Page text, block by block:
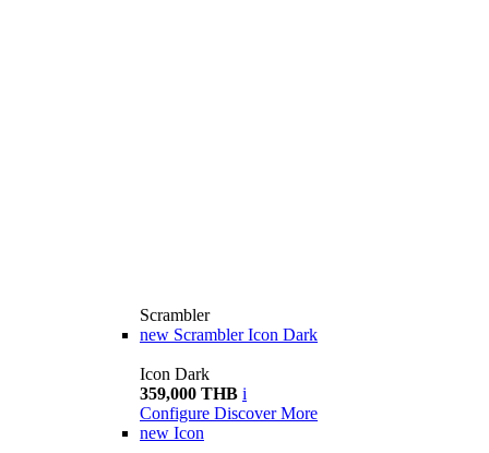
Scrambler
new Scrambler Icon Dark
Icon Dark
359,000 THB i
Configure Discover More
new Icon